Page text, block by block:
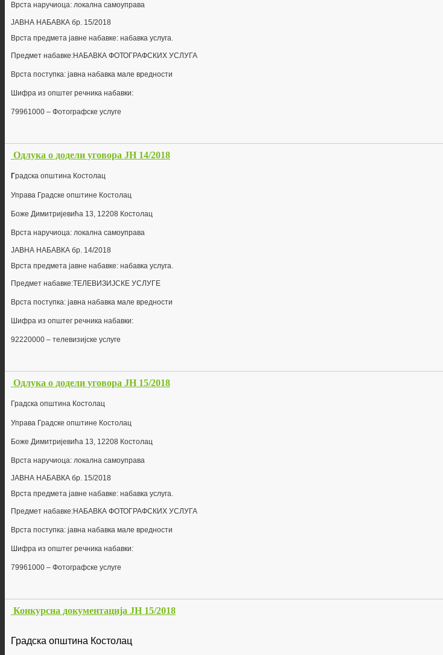
Врста наручиоца: локална самоуправа
ЈАВНА НАБАВКА бр. 15/2018
Врста предмета јавне набавке: набавка услуга.
Предмет набавке:НАБАВКА ФОТОГРАФСКИХ УСЛУГА
Врста поступка: јавна набавка мале вредности
Шифра из општег речника набавки:
79961000 – Фотографске услуге
Одлука о додели уговора ЈН 14/2018
Градска општина Костолац
Управа Градске општине Костолац
Боже Димитријевића 13, 12208 Костолац
Врста наручиоца: локална самоуправа
ЈАВНА НАБАВКА бр. 14/2018
Врста предмета јавне набавке: набавка услуга.
Предмет набавке:ТЕЛЕВИЗИЈСКЕ УСЛУГЕ
Врста поступка: јавна набавка мале вредности
Шифра из општег речника набавки:
92220000 – телевизијске услуге
Одлука о додели уговора ЈН 15/2018
Градска општина Костолац
Управа Градске општине Костолац
Боже Димитријевића 13, 12208 Костолац
Врста наручиоца: локална самоуправа
ЈАВНА НАБАВКА бр. 15/2018
Врста предмета јавне набавке: набавка услуга.
Предмет набавке:НАБАВКА ФОТОГРАФСКИХ УСЛУГА
Врста поступка: јавна набавка мале вредности
Шифра из општег речника набавки:
79961000 – Фотографске услуге
Конкурсна документација ЈН 15/2018
Градска општина Костолац